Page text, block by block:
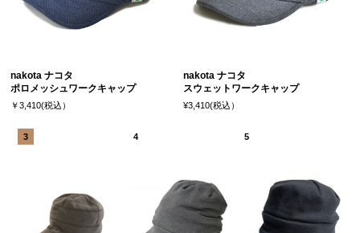
nakota ナコタ
ポロメッシュワークキャップ
￥3,410(税込）
nakota ナコタ
スウェットワークキャップ
¥3,410(税込）